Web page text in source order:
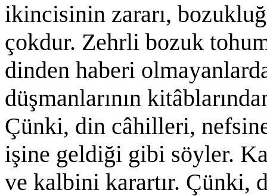
ikincisinin zararı,
çokdur. Zehrli bozuk
dinden haberi
düşmanlarının
Çünki, din câhilleri,
işine geldiği gibi söyler.
ve kalbini karartır. Çünki,